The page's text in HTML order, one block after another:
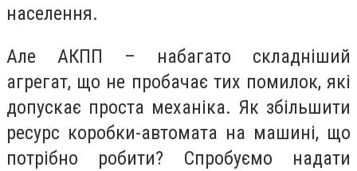
населення.
Але АКПП – набагато складніший
агрегат, що не пробачає тих помилок, які
допускає проста механіка. Як збільшити
ресурс коробки-автомата на машині, що
потрібно робити? Спробуємо надати